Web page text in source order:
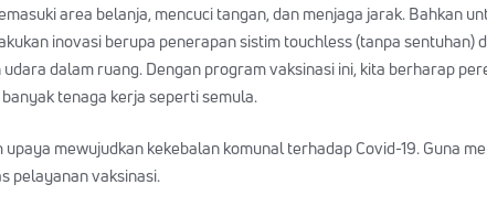
area belanja, mencuci tangan, dan menjaga jarak. Bahkan
inovasi berupa penerapan sistim touchless (tanpa sentuhan)
dalam ruang. Dengan program vaksinasi ini, kita berharap
tenaga kerja seperti semula.
mewujudkan kekebalan komunal terhadap Covid-19. Guna
pelayanan vaksinasi.